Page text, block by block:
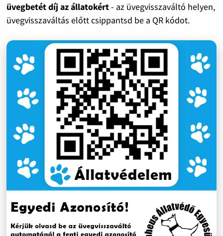
üvegbetét díj az állatokért- az üvegvisszaváltó helyen,
üvegvisszaváltás előtt csippantsd be a QR kódot.